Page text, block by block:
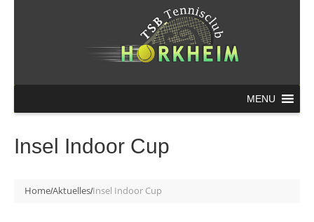
MENU
Insel Indoor Cup
HomeAktuellesInsel Indoor Cup